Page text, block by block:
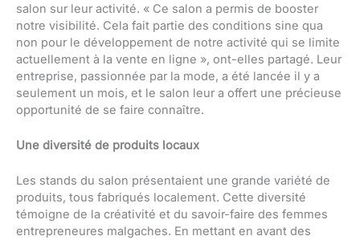
salon sur leur activité. « Ce salon a permis de booster
notre visibilité. Cela fait partie des conditions sine qua
non pour le développement de notre activité qui se limite
actuellement à la vente en ligne », ont-elles partagé. Leur
entreprise, passionnée par la mode, a été lancée il y a
seulement un mois, et le salon leur a offert une précieuse
opportunité de se faire connaître.
Une diversité de produits locaux
Les stands du salon présentaient une grande variété de
produits, tous fabriqués localement. Cette diversité
témoigne de la créativité et du savoir-faire des femmes
entrepreneures malgaches. En mettant en avant des